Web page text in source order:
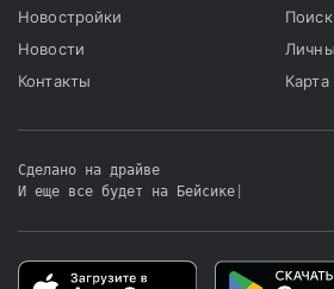
объектов будут под
строгим надзором.
Новостройки
Новости
Контакты
Карта
Сделано на драйве
И еще все будет на Бейсике